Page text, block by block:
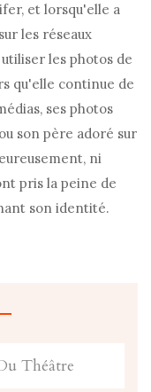
et lorsqu'elle a
les réseaux
les photos de
qu'elle continue de
ses photos
son père adoré sur
ni
pris la peine de
son identité.
Théâtre